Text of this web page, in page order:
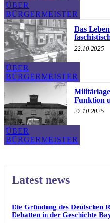
ÜBER
BÜRGERMEISTER
ÜBER
BÜRGERMEISTER
Das
22.10.2025
ÜBER
BÜRGERMEISTER
Funktion
22.10.2025
Latest news
Die Gründung des Deutschen
Debatten in der Geschichte